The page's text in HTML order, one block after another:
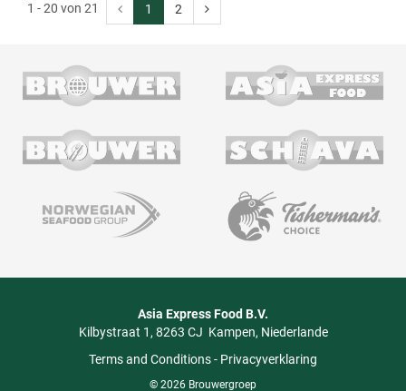
1 - 20 von 21 1 2
Asia Express Food B.V.
Kilbystraat 1 8263 CJ Kampen Niederlande
Terms and Conditions- Privacyverklaring
© 2026 Brouwergroep